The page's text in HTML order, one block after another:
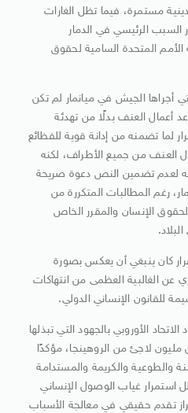
مستمرة، فيما تظل الغارات
السبب الرئيسي في الدمار
الأمم المتحدة السامية لحقوق
أجراها الجيش في ميانمار لم تكن
أعمال العنف بدلًا من تهدئة
لما تضمنه من إدانة قوية للفظائع
العنف من جميع الأطراف، لكنه
لعدم تضمين النص دعوة صريحة
رغم المطالبات المتكررة من
الإنسان والمقرر الخاص
كان ينبغي أن يعكس بصورة
عن الغالبية العظمى من انتهاكات
للقانون الإنساني الدولي.
الأوروبي بالجهود التي تبذلها
لاجئ من الروهينجا، مؤكدًا
والطوعية والكريمة والمستدامة
استمرار غياب الوصول الإنساني
تقدم حقيقي في معالجة الأسباب